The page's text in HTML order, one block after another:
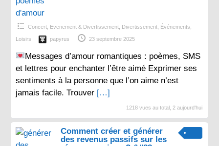
Concert, Evenement & Divertissement, Divertissement, Événements
Loisirs papyrus 23 septembre 2025
Messages d’amour romantiques : poèmes, SMS
et lettres pour enchanter l’être aimé Exprimer ses
sentiments à la personne que l’on aime n’est
jamais facile. Trouver […]
1218 vues au total, 2 aujourd'hui
Comment créer et générer
des revenus passifs sur les